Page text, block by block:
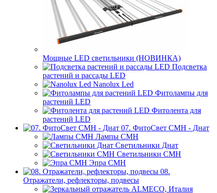
Мощные LED светильники (НОВИНКА)
Подсветка
растений и рассады LED
Nanolux Led
Фитолампы для
растений LED
Фитолента для
растений LED
07. ФитоСвет CMH - Днат
Лампы СМН
Светильники Днат
Светильники СМН
Эпра СМН
08.
Отражатели, рефлекторы, подвесы